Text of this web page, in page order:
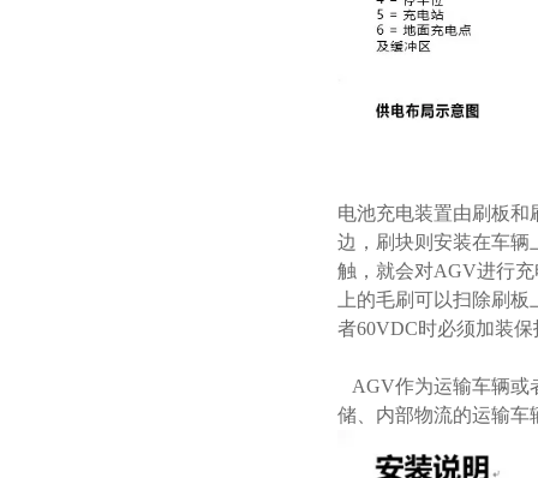
电池充电装置由刷板
边，刷块则安装在车辆
触，就会对AGV进行
上的毛刷可以扫除刷
者60VDC时必须加装
AGV作为运输车辆或
储、内部物流的运输车